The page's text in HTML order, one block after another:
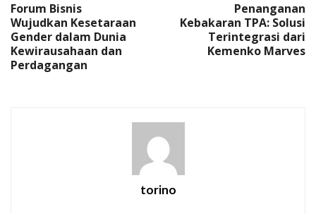
Forum Bisnis
Wujudkan Kesetaraan
Gender dalam Dunia
Kewirausahaan dan
Perdagangan
Penanganan
Kebakaran TPA: Solusi
Terintegrasi dari
Kemenko Marves
torino